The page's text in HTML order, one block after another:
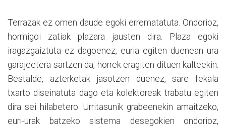
Terrazak ez omen daude egoki errematatuta. Ondorioz,
hormigoi zatiak plazara jausten dira. Plaza egoki
iragazgaiztuta ez dagoenez, euria egiten duenean ura
garajeetera sartzen da, horrek eragiten dituen kalteekin.
Bestalde, azterketak jasotzen duenez, sare fekala
txarto diseinatuta dago eta kolektoreak trabatu egiten
dira sei hilabetero. Urritasunik grabeenekin amaitzeko,
euri-urak batzeko sistema desegokien ondorioz,